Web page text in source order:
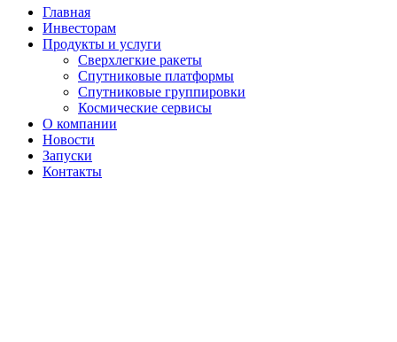
Главная
Инвесторам
Продукты и услуги
Сверхлегкие ракеты
Спутниковые платформы
Спутниковые группировки
Космические сервисы
О компании
Новости
Запуски
Контакты